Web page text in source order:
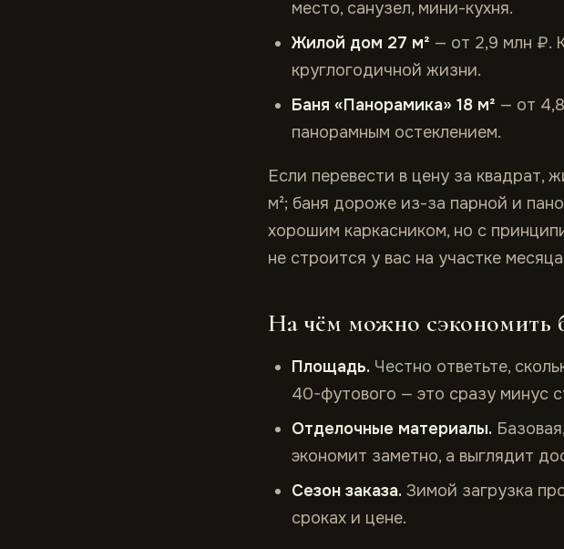
место, санузел, мини-кухня.
Жилой дом 27 м² — от 2,9 млн ₽.
круглогодичной жизни.
Баня «Панорамика» 18 м² — от
панорамным остеклением.
Если перевести в цену за квадрат,
м²; баня дороже из-за парной и
хорошим каркасником, но с
не строится у вас на участке
На чём можно сэкономить
Площадь. Честно ответьте,
40-футового — это сразу минус
Отделочные материалы.
экономит заметно, а выглядит
Сезон заказа. Зимой загрузка
сроках и цене.